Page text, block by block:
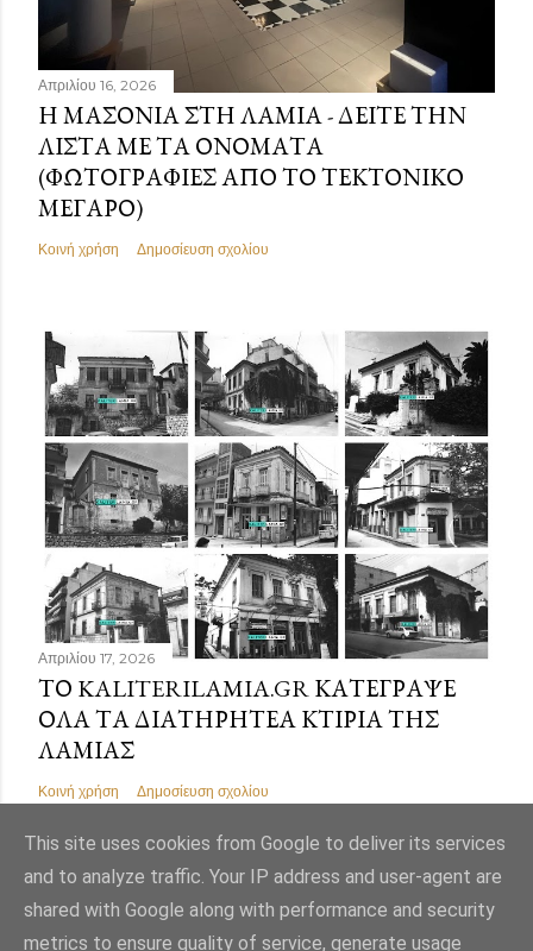
Απριλίου 16, 2026
Η ΜΑΣΟΝΊΑ ΣΤΗ ΛΑΜΊΑ - ΔΕΊΤΕ ΤΗΝ
ΛΊΣΤΑ ΜΕ ΤΑ ΟΝΌΜΑΤΑ
(ΦΩΤΟΓΡΑΦΊΕΣ ΑΠΌ ΤΟ ΤΕΚΤΟΝΙΚΌ
ΜΈΓΑΡΟ)
Κοινή χρήση Δημοσίευση σχολίου
Απριλίου 17, 2026
ΤΟ KALITERILAMIA.GR ΚΑΤΈΓΡΑΨΕ
ΌΛΑ ΤΑ ΔΙΑΤΗΡΗΤΈΑ ΚΤΊΡΙΑ ΤΗΣ
ΛΑΜΊΑΣ
Κοινή χρήση Δημοσίευση σχολίου
Από το Blogger
This site uses cookies from Google to deliver its services
and to analyze traffic. Your IP address and user-agent are
shared with Google along with performance and security
metrics to ensure quality of service, generate usage